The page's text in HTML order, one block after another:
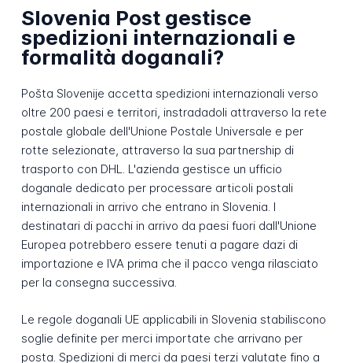
Slovenia Post gestisce
spedizioni internazionali e
formalità doganali?
Pošta Slovenije accetta spedizioni internazionali verso
oltre 200 paesi e territori, instradadoli attraverso la rete
postale globale dell'Unione Postale Universale e per
rotte selezionate, attraverso la sua partnership di
trasporto con DHL. L'azienda gestisce un ufficio
doganale dedicato per processare articoli postali
internazionali in arrivo che entrano in Slovenia. I
destinatari di pacchi in arrivo da paesi fuori dall'Unione
Europea potrebbero essere tenuti a pagare dazi di
importazione e IVA prima che il pacco venga rilasciato
per la consegna successiva.
Le regole doganali UE applicabili in Slovenia stabiliscono
soglie definite per merci importate che arrivano per
posta. Spedizioni di merci da paesi terzi valutate fino a